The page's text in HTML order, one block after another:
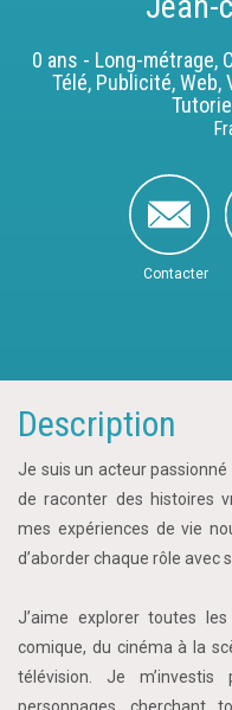
0 ans - Long-métrage,
Télé, Publicité, Web,
Contacter
Description
Je suis un acteur
de raconter des histoires
mes expériences de vie
d’aborder chaque rôle avec
J’aime explorer toutes
comique, du cinéma à la
télévision. Je